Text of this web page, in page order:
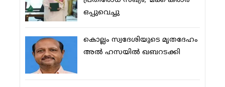
ഒപ്പുവെച്ചു
കൊല്ലം സ്വദേശിയുടെ മൃതദേഹം
അല്‍ ഹസയില്‍ ഖബറടക്കി